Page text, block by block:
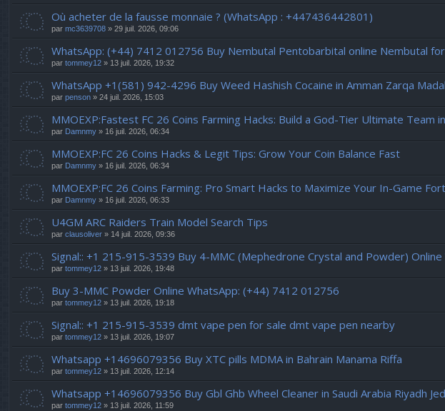
Où acheter de la fausse monnaie ? (WhatsApp : +447436442801)
par mc3639708 » 29 juil. 2026, 09:06
WhatsApp: (+44) 7412 012756 Buy Nembutal Pentobarbital online Nembutal
par tommey12 » 13 juil. 2026, 19:32
WhatsApp +1(581) 942-4296 Buy Weed Hashish Cocaine in Amman Zarqa
par penson » 24 juil. 2026, 15:03
MMOEXP:Fastest FC 26 Coins Farming Hacks: Build a God-Tier Ultimate Team
par Damnmy » 16 juil. 2026, 06:34
MMOEXP:FC 26 Coins Hacks & Legit Tips: Grow Your Coin Balance Fast
par Damnmy » 16 juil. 2026, 06:34
MMOEXP:FC 26 Coins Farming: Pro Smart Hacks to Maximize Your In-Game
par Damnmy » 16 juil. 2026, 06:33
U4GM ARC Raiders Train Model Search Tips
par clausoliver » 14 juil. 2026, 09:36
Signal:: +1 215-915-3539 Buy 4-MMC (Mephedrone Crystal and Powder)
par tommey12 » 13 juil. 2026, 19:48
Buy 3-MMC Powder Online WhatsApp: (+44) 7412 012756
par tommey12 » 13 juil. 2026, 19:18
Signal:: +1 215-915-3539 dmt vape pen for sale dmt vape pen nearby
par tommey12 » 13 juil. 2026, 19:07
Whatsapp +14696079356 Buy XTC pills MDMA in Bahrain Manama Riffa
par tommey12 » 13 juil. 2026, 12:14
Whatsapp +14696079356 Buy Gbl Ghb Wheel Cleaner in Saudi Arabia Riyadh
par tommey12 » 13 juil. 2026, 11:59